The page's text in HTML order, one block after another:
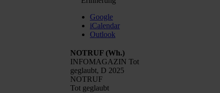
Google
iCalendar
Outlook
NOTRUF (Wh.)
INFOMAGAZIN Tot
geglaubt, D 2025
NOTRUF
Tot geglaubt